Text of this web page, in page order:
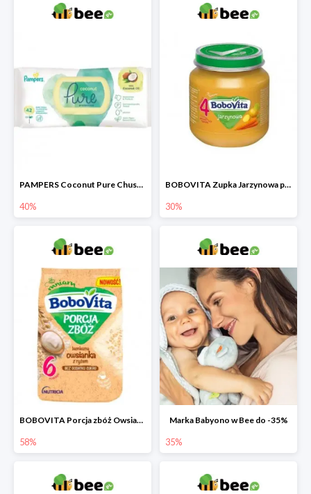
PAMPERS Coconut Pure Chusteczki nawilżające dla dzieci
40%
BOBOVITA Zupka Jarzynowa po 4 miesiącu
30%
BOBOVITA Porcja zbóż Owsianka bezmleczna z ryżem
58%
Marka Babyono w Bee do -35%
35%